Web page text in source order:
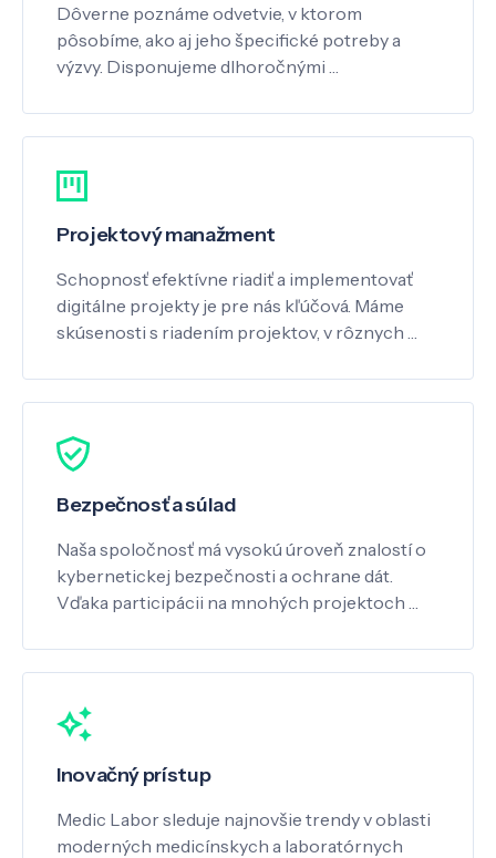
Dôverne poznáme odvetvie, v ktorom
pôsobíme, ako aj jeho špecifické potreby a
výzvy. Disponujeme dlhoročnými …
Projektový manažment
Schopnosť efektívne riadiť a implementovať
digitálne projekty je pre nás kľúčová. Máme
skúsenosti s riadením projektov, v rôznych …
Bezpečnosť a súlad
Naša spoločnosť má vysokú úroveň znalostí o
kybernetickej bezpečnosti a ochrane dát.
Vďaka participácii na mnohých projektoch …
Inovačný prístup
Medic Labor sleduje najnovšie trendy v oblasti
moderných medicínskych a laboratórnych